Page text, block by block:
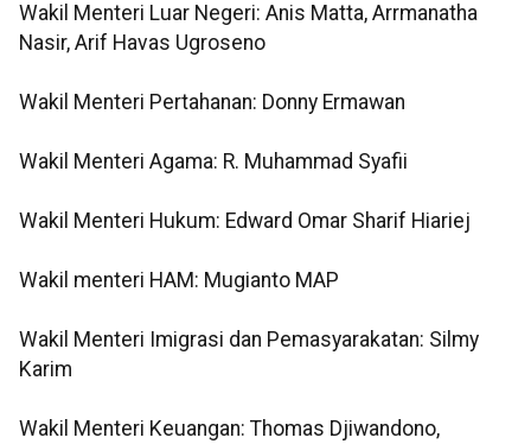
Wakil Menteri Luar Negeri: Anis Matta, Arrmanatha
Nasir, Arif Havas Ugroseno
Wakil Menteri Pertahanan: Donny Ermawan
Wakil Menteri Agama: R. Muhammad Syafii
Wakil Menteri Hukum: Edward Omar Sharif Hiariej
Wakil menteri HAM: Mugianto MAP
Wakil Menteri Imigrasi dan Pemasyarakatan: Silmy
Karim
Wakil Menteri Keuangan: Thomas Djiwandono,